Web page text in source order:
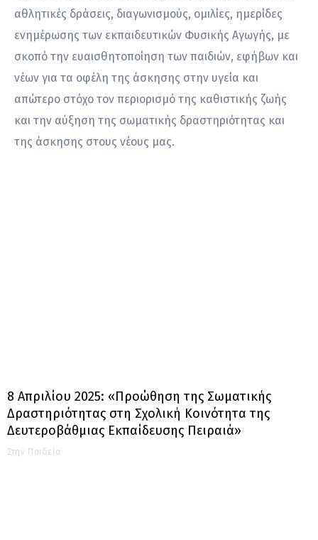
αθλητικές δράσεις, διαγωνισμούς, ομιλίες, ημερίδες
ενημέρωσης των εκπαιδευτικών Φυσικής Αγωγής, με
σκοπό την ευαισθητοποίηση των παιδιών, εφήβων και
νέων για τα οφέλη της άσκησης στην υγεία και
απώτερο στόχο τον περιορισμό της καθιστικής ζωής
και την αύξηση της σωματικής δραστηριότητας και
της άσκησης στους νέους μας.
8 Απριλίου 2025: «Προώθηση της Σωματικής
Δραστηριότητας στη Σχολική Κοινότητα της
Δευτεροβάθμιας Εκπαίδευσης Πειραιά»
Στην Παιδεία